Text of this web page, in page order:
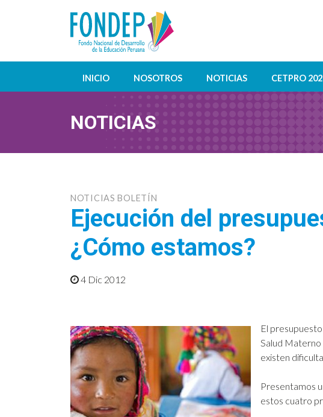
INICIO NOSOTROS NOTICIAS CETPRO
NOTICIAS
NOTICIAS BOLETÍN
Ejecución del
¿Cómo estamos?
4 Dic 2012
El
Salud Materno
existen
Presentamos
estos cuatro